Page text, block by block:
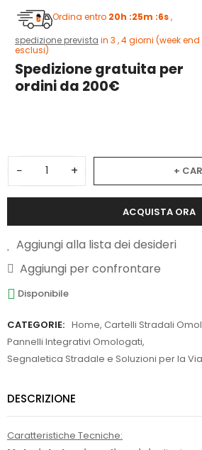
Ordina entro 20h :25m :6s,
spedizione prevista in 3 , 4 giorni (week end
esclusi)
Spedizione gratuita per
ordini da 200€
− + +
ACQUISTA ORA
Aggiungi alla lista dei desideri
Aggiungi per confrontare
Disponibile
CATEGORIE: Home, Cartelli Stradali
Pannelli Integrativi Omologati,
Segnaletica Stradale e Soluzioni per la
DESCRIZIONE
Caratteristiche Tecniche: